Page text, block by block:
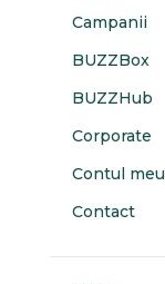
Campanii
BUZZBox
BUZZHub
Corporate
Contul meu
Contact